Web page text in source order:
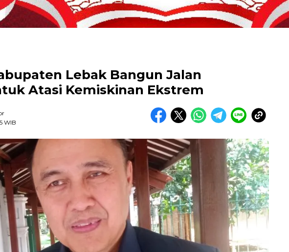
Lebak Bangun Jalan
Atasi Kemiskinan Ekstrem
WIB